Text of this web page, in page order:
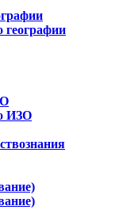
географии
ИЗО